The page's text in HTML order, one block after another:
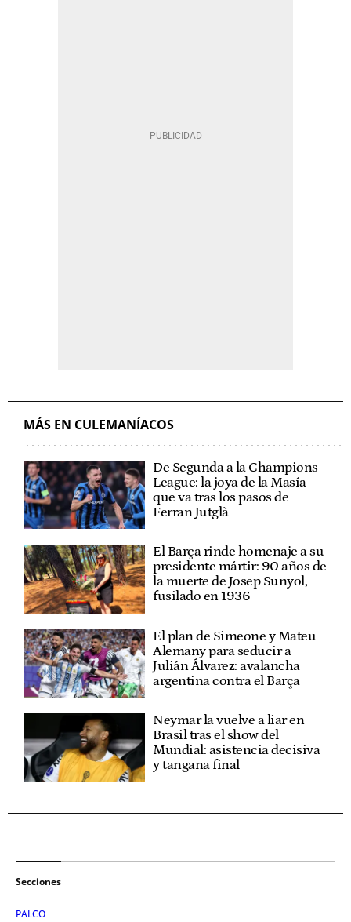
MÁS EN CULEMANÍACOS
De Segunda a la Champions
League: la joya de la Masía
que va tras los pasos de
Ferran Jutglà
El Barça rinde homenaje a su
presidente mártir: 90 años de
la muerte de Josep Sunyol,
fusilado en 1936
El plan de Simeone y Mateu
Alemany para seducir a
Julián Álvarez: avalancha
argentina contra el Barça
Neymar la vuelve a liar en
Brasil tras el show del
Mundial: asistencia decisiva
y tangana final
Secciones
PALCO